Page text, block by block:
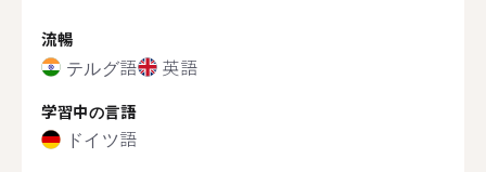
流暢
テルグ語 英語
学習中の言語
ドイツ語